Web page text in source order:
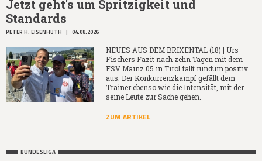
Jetzt geht's um Spritzigkeit und
Standards
PETER H. EISENHUTH | 04.08.2026
NEUES AUS DEM BRIXENTAL (18) | Urs
Fischers Fazit nach zehn Tagen mit dem
FSV Mainz 05 in Tirol fällt rundum positiv
aus. Der Konkurrenzkampf gefällt dem
Trainer ebenso wie die Intensität, mit der
seine Leute zur Sache gehen.
ZUM ARTIKEL
BUNDESLIGA